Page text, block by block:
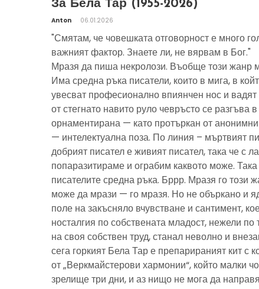
За Бела Тар (1955-2026)
Anton 06.01.2026
"Смятам, че човешката отговорност е много
важният фактор. Знаете ли, не вярвам в Бог."
Мразя да пиша некролози. Въобще този жанр
Има средна ръка писатели, които в мига, в
увесват професионално впиянчен нос и
от стегнато навито руло чевръсто се разгъва
орнаментирана — като протъркан от
— интелектуална поза. По линия – мъртвият
добрият писател е живият писател, така че с
попаразитираме и ограбим каквото може.
писателите средна ръка. Бррр. Мразя го този
може да мрази — го мразя. Но не объркано и
поле на закъсняло вчувстване и сантимент,
носталгия по собствената младост, нежели по
на своя собствен труд, станал неволно и
сега горкият Бела Тар е препарираният кит с
от „Веркмайстерови хармонии“, който малки
зрелище три дни, и аз нищо не мога да